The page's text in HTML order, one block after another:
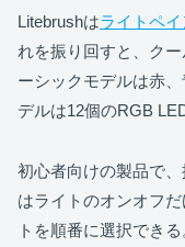
Litebrushはライトペ
れを振り回すと、ク
ーシックモデルは赤
デルは12個のRGB
初心者向けの製品で
はライトのオンオフ
トを順番に選択できる